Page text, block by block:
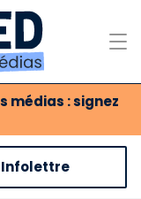
médias : signez
Infolettre